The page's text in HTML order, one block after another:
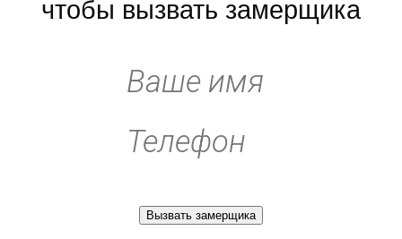
чтобы вызвать замерщика